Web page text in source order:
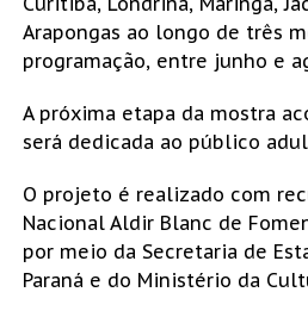
Arapongas ao longo de três
programação, entre junho e
A próxima etapa da mostra
será dedicada ao público
O projeto é realizado com
Nacional Aldir Blanc de
por meio da Secretaria de
Paraná e do Ministério da